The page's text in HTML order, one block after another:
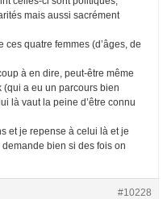
mais aussi sacrément
ces quatre femmes (d’âges, de
à en dire, peut-être même
a eu un parcours bien
là vaut la peine d’être connu
et je repense à celui là et je
bien si des fois on
#10228